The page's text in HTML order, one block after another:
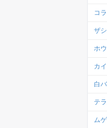
コ
ザ
ホ
カ
白
テ
ム